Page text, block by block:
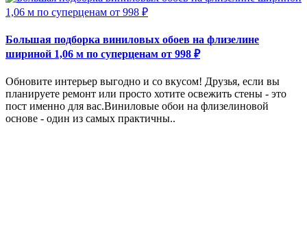
Большая подборка виниловых обоев на флизелине
шириной 1,06 м по суперценам от 998 ₽
Обновите интерьер выгодно и со вкусом! Друзья, если вы
планируете ремонт или просто хотите освежить стены - это
пост именно для вас.Виниловые обои на флизелиновой
основе - один из самых практичны..